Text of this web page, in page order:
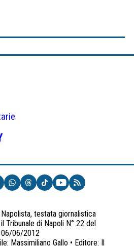
(APRE
UNA
NUOVA
SCHEDA)
testata giornalistica
Tribunale di Napoli N° 22 del
06/06/2012
Massimiliano Gallo • Editore: Il